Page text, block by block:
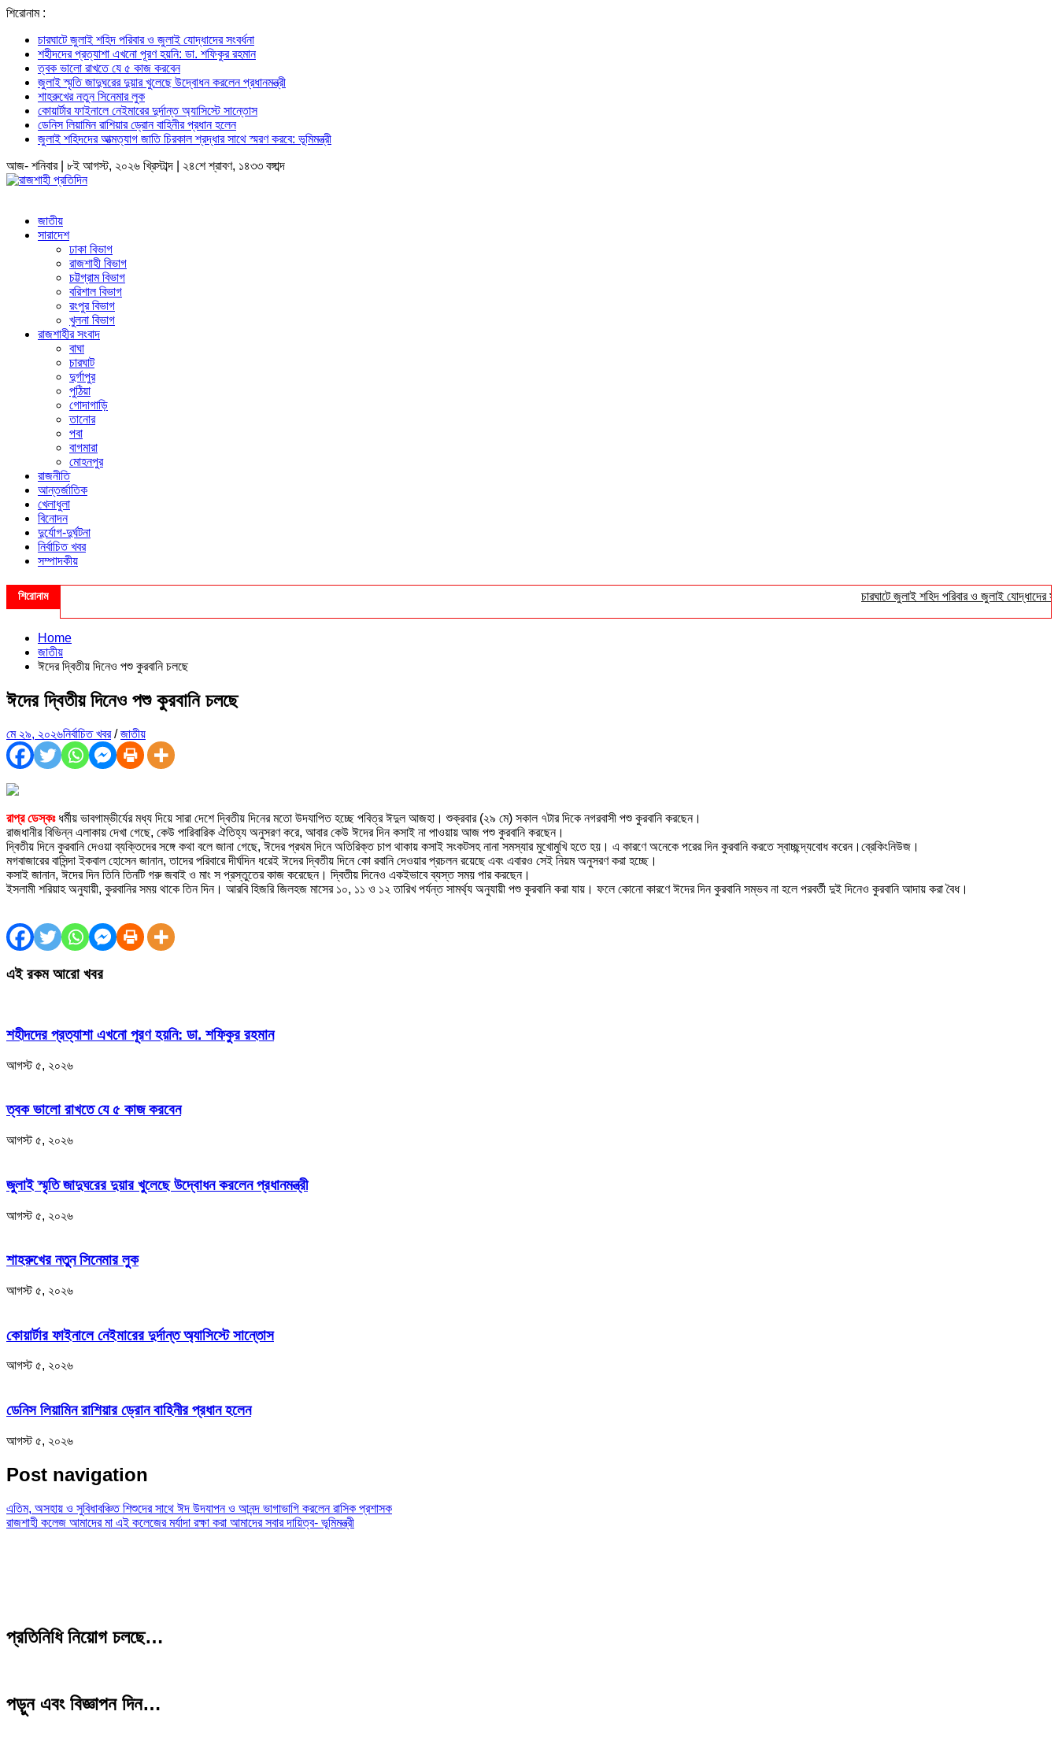
শিরোনাম :
চারঘাটে জুলাই শহিদ পরিবার ও জুলাই যোদ্ধাদের সংবর্ধনা
শহীদদের প্রত্যাশা এখনো পূরণ হয়নি: ডা. শফিকুর রহমান
ত্বক ভালো রাখতে যে ৫ কাজ করবেন
জুলাই স্মৃতি জাদুঘরের দুয়ার খুলেছে উদ্বোধন করলেন প্রধানমন্ত্রী
শাহরুখের নতুন সিনেমার লুক
কোয়ার্টার ফাইনালে নেইমারের দুর্দান্ত অ্যাসিস্টে সান্তোস
ডেনিস লিয়ামিন রাশিয়ার ড্রোন বাহিনীর প্রধান হলেন
জুলাই শহিদদের আত্মত্যাগ জাতি চিরকাল শ্রদ্ধার সাথে স্মরণ করবে: ভূমিমন্ত্রী
আজ- শনিবার | ৮ই আগস্ট, ২০২৬ খ্রিস্টাব্দ | ২৪শে শ্রাবণ, ১৪৩৩ বঙ্গাব্দ
জাতীয়
সারাদেশ
ঢাকা বিভাগ
রাজশাহী বিভাগ
চট্টগ্রাম বিভাগ
বরিশাল বিভাগ
রংপুর বিভাগ
খুলনা বিভাগ
রাজশাহীর সংবাদ
বাঘা
চারঘাট
দুর্গাপুর
পুঠিয়া
গোদাগাড়ি
তানোর
পবা
বাগমারা
মোহনপুর
রাজনীতি
আন্তর্জাতিক
খেলাধুলা
বিনোদন
দুর্যোগ-দুর্ঘটনা
নির্বাচিত খবর
সম্পাদকীয়
শিরোনাম চারঘাটে জুলাই শহিদ পরিবার ও জুলাই যোদ্ধাদের সংবর্ধনা
Home
জাতীয়
ঈদের দ্বিতীয় দিনেও পশু কুরবানি চলছে
ঈদের দ্বিতীয় দিনেও পশু কুরবানি চলছে
মে ২৯, ২০২৬নির্বাচিত খবর/জাতীয়
রাপ্র ডেস্কঃধর্মীয় ভাবগাম্ভীর্যের মধ্য দিয়ে সারা দেশে দ্বিতীয় দিনের মতো উদযাপিত হচ্ছে পবিত্র ঈদুল আজহা। শুক্রবার (২৯ মে) সকাল ৭টার দিকে নগরবাসী পশু কুরবানি করছেন।
রাজধানীর বিভিন্ন এলাকায় দেখা গেছে, কেউ পারিবারিক ঐতিহ্য অনুসরণ করে, আবার কেউ ঈদের দিন কসাই না পাওয়ায় আজ পশু কুরবানি করছেন।
দ্বিতীয় দিনে কুরবানি দেওয়া ব্যক্তিদের সঙ্গে কথা বলে জানা গেছে, ঈদের প্রথম দিনে অতিরিক্ত চাপ থাকায় কসাই সংকটসহ নানা সমস্যার মুখোমুখি হতে হয়। এ কারণে অনেকে পরের দিন কুরবানি করতে স্বাচ্ছন্দ্যবোধ করেন।ব্রেকিংনিউজ।
মগবাজারের বাসিন্দা ইকবাল হোসেন জানান, তাদের পরিবারে দীর্ঘদিন ধরেই ঈদের দ্বিতীয় দিনে কো রবানি দেওয়ার প্রচলন রয়েছে এবং এবারও সেই নিয়ম অনুসরণ করা হচ্ছে।
কসাই জানান, ঈদের দিন তিনি তিনটি গরু জবাই ও মাং স প্রস্তুতের কাজ করেছেন। দ্বিতীয় দিনেও একইভাবে ব্যস্ত সময় পার করছেন।
ইসলামী শরিয়াহ অনুযায়ী, কুরবানির সময় থাকে তিন দিন। আরবি হিজরি জিলহজ মাসের ১০, ১১ ও ১২ তারিখ পর্যন্ত সামর্থ্য অনুযায়ী পশু কুরবানি করা যায়। ফলে কোনো কারণে ঈদের দিন কুরবানি সম্ভব না হলে পরবর্তী দুই দিনেও কুরবানি আদায় করা বৈধ।
এই রকম আরো খবর
শহীদদের প্রত্যাশা এখনো পূরণ হয়নি: ডা. শফিকুর রহমান
আগস্ট ৫, ২০২৬
ত্বক ভালো রাখতে যে ৫ কাজ করবেন
আগস্ট ৫, ২০২৬
জুলাই স্মৃতি জাদুঘরের দুয়ার খুলেছে উদ্বোধন করলেন প্রধানমন্ত্রী
আগস্ট ৫, ২০২৬
শাহরুখের নতুন সিনেমার লুক
আগস্ট ৫, ২০২৬
কোয়ার্টার ফাইনালে নেইমারের দুর্দান্ত অ্যাসিস্টে সান্তোস
আগস্ট ৫, ২০২৬
ডেনিস লিয়ামিন রাশিয়ার ড্রোন বাহিনীর প্রধান হলেন
আগস্ট ৫, ২০২৬
Post navigation
এতিম, অসহায় ও সুবিধাবঞ্চিত শিশুদের সাথে ঈদ উদযাপন ও আনন্দ ভাগাভাগি করলেন রাসিক প্রশাসক
রাজশাহী কলেজ আমাদের মা এই কলেজের মর্যাদা রক্ষা করা আমাদের সবার দায়িত্ব- ভূমিমন্ত্রী
প্রতিনিধি নিয়োগ চলছে…
পড়ুন এবং বিজ্ঞাপন দিন…